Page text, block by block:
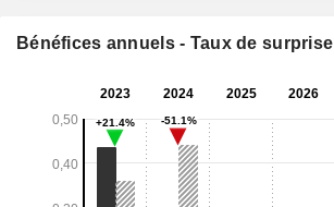
Bénéfices annuels - Taux de surprise